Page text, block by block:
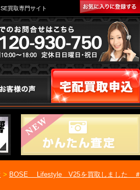
買取専門サイト
> BOSE Lifestyle V25を買取しました ＃